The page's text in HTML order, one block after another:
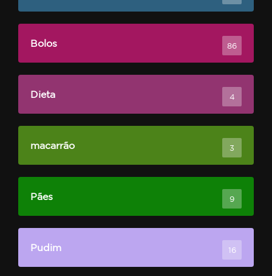
Bolos 86
Dieta 4
macarrão 3
Pães 9
Pudim 16